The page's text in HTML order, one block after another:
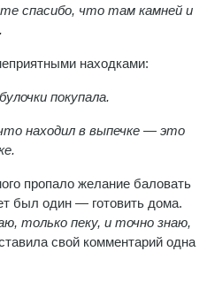
спасибо, что там камней и
находками:
покупала.
находил в выпечке — это
пропало желание баловать
был один — готовить дома.
только пеку, и точно знаю,
свой комментарий одна